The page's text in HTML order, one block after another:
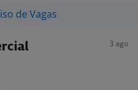
de Vagas
3 ago